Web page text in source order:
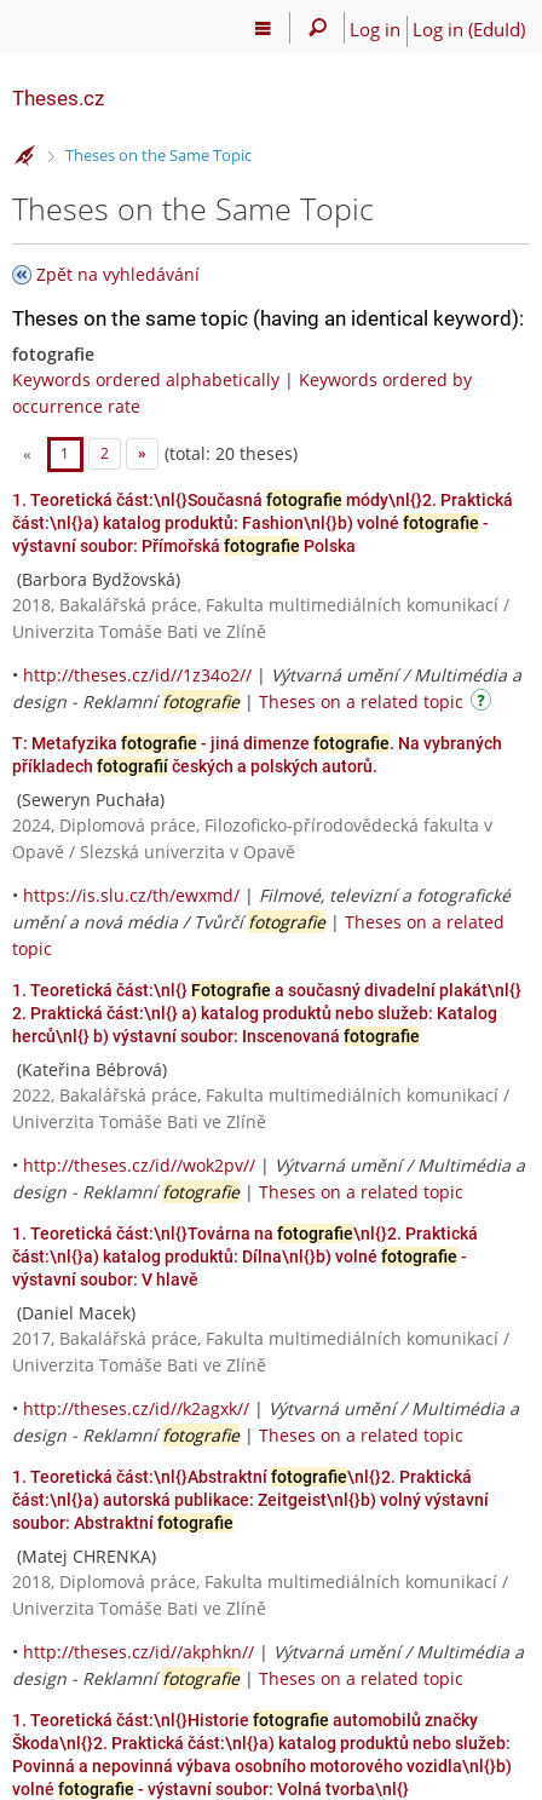
Log in Log in (EduId)
Theses.cz
>
Theses on the Same Topic
Theses on the Same Topic
Zpět na vyhledávání
Theses on the same topic (having an identical keyword):
fotografie
Keywords ordered alphabetically | Keywords ordered by
occurrence rate
« 1 2 » (total: 20 theses)
1. Teoretická část:\nl{}Současná fotografie módy\nl{}2. Praktická
část:\nl{}a) katalog produktů: Fashion\nl{}b) volné fotografie -
výstavní soubor: Přímořská fotografie Polska
(Barbora Bydžovská)
2018, Bakalářská práce, Fakulta multimediálních komunikací /
Univerzita Tomáše Bati ve Zlíně
• http://theses.cz/id//1z34o2// | Výtvarná umění / Multimédia a
design - Reklamnífotografie| Theses on a related topic
T: Metafyzika fotografie - jiná dimenze fotografie. Na vybraných
příkladech fotografiíčeských a polských autorů.
(Seweryn Puchała)
2024, Diplomová práce, Filozoficko-přírodovědecká fakulta v
Opavě / Slezská univerzita v Opavě
• https://is.slu.cz/th/ewxmd/ | Filmové, televizní a fotografické
umění a nová média / Tvůrčífotografie| Theses on a related
topic
1. Teoretická část:\nl{} Fotografie a současný divadelní plakát\nl{}
2. Praktická část:\nl{} a) katalog produktů nebo služeb: Katalog
herců\nl{} b) výstavní soubor: Inscenovaná fotografie
(Kateřina Bébrová)
2022, Bakalářská práce, Fakulta multimediálních komunikací /
Univerzita Tomáše Bati ve Zlíně
• http://theses.cz/id//wok2pv// | Výtvarná umění / Multimédia a
design - Reklamnífotografie| Theses on a related topic
1. Teoretická část:\nl{}Továrna na fotografie\nl{}2. Praktická
část:\nl{}a) katalog produktů: Dílna\nl{}b) volné fotografie -
výstavní soubor: V hlavě
(Daniel Macek)
2017, Bakalářská práce, Fakulta multimediálních komunikací /
Univerzita Tomáše Bati ve Zlíně
• http://theses.cz/id//k2agxk// | Výtvarná umění / Multimédia a
design - Reklamnífotografie| Theses on a related topic
1. Teoretická část:\nl{}Abstraktnífotografie\nl{}2. Praktická
část:\nl{}a) autorská publikace: Zeitgeist\nl{}b) volný výstavní
soubor: Abstraktnífotografie
(Matej CHRENKA)
2018, Diplomová práce, Fakulta multimediálních komunikací /
Univerzita Tomáše Bati ve Zlíně
• http://theses.cz/id//akphkn// | Výtvarná umění / Multimédia a
design - Reklamnífotografie| Theses on a related topic
1. Teoretická část:\nl{}Historie fotografie automobilů značky
Škoda\nl{}2. Praktická část:\nl{}a) katalog produktů nebo služeb:
Povinná a nepovinná výbava osobního motorového vozidla\nl{}b)
volné fotografie - výstavní soubor: Volná tvorba\nl{}